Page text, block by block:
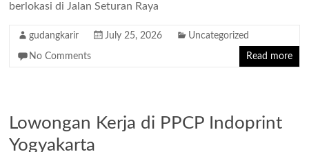
berlokasi di Jalan Seturan Raya
gudangkarir July 25, 2026 Uncategorized
No Comments Read more
Lowongan Kerja di PPCP Indoprint
Yogyakarta